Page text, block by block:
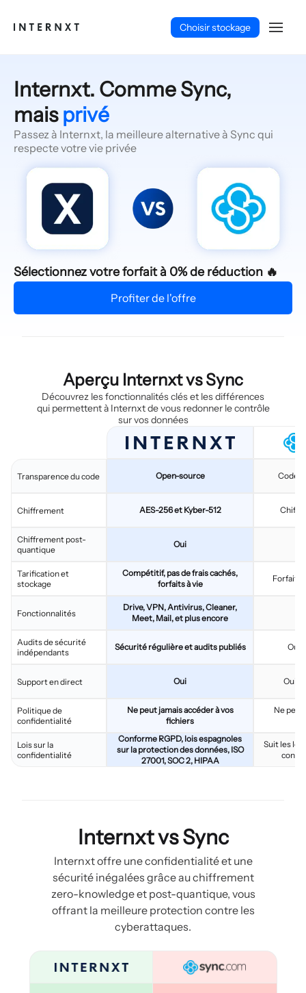
Choisir stockage
Internxt. Comme Sync,
maisprivé
Passez à Internxt, la meilleure alternative à Sync qui
respecte votre vie privée
Sélectionnez votre forfait à 0% de réduction 🔥
Profiter de l'offre
Aperçu Internxt vs Sync
Découvrez les fonctionnalités clés et les différences
qui permettent à Internxt de vous redonner le contrôle
sur vos données
Transparence du code
Chiffrement
Chiffrement post-
quantique
Tarification et
stockage
Fonctionnalités
Audits de sécurité
indépendants
Support en direct
Politique de
confidentialité
Lois sur la
confidentialité
Open-source Code
AES-256 et Kyber-512
Oui
Compétitif, pas de frais cachés,
forfaits à vie
Forfaits
Drive, VPN, Antivirus, Cleaner,
Meet, Mail, et plus encore
Sécurité régulière et audits publiés Oui,
Oui Oui,
Ne peut jamais accéder à vos
fichiers
Ne peut
Conforme RGPD, lois espagnoles
sur la protection des données, ISO
27001, SOC 2, HIPAA
Suit les
Internxt vs Sync
Internxt offre une confidentialité et une
sécurité inégalées grâce au chiffrement
zero-knowledge et post-quantique, vous
offrant la meilleure protection contre les
cyberattaques.